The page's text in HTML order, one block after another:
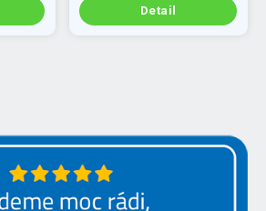
Detail